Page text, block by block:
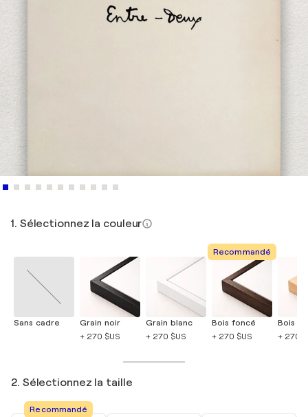
1. Sélectionnez la couleur
Sans cadre
Grain noir
+ 270 $US
Grain blanc
+ 270 $US
Recommandé
Bois foncé
+ 270 $US
Bois
+ 270
2. Sélectionnez la taille
Recommandé